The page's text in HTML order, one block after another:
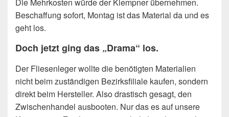
Die Mehrkosten würde der Klempner übernehmen.
Beschaffung sofort, Montag ist das Material da und es
geht los.
Doch jetzt ging das „Drama“ los.
Der Fliesenleger wollte die benötigten Materialien
nicht beim zuständigen Bezirksfiliale kaufen, sondern
direkt beim Hersteller. Also drastisch gesagt, den
Zwischenhandel ausbooten. Nur das es auf unsere